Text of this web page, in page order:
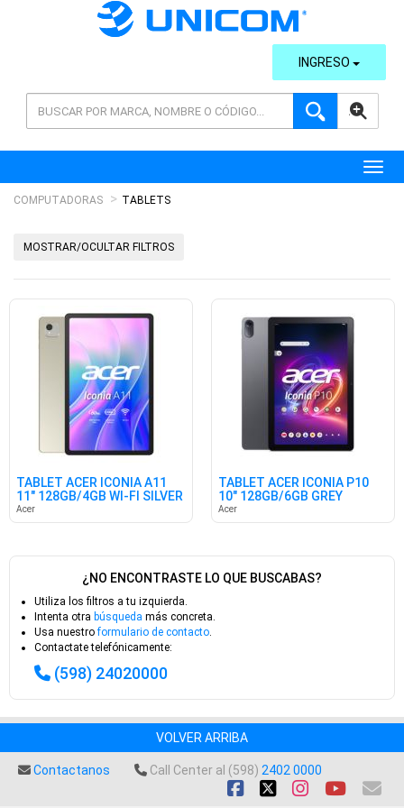
AVANZADA
INGRESO
COMPUTADORAS TABLETS
MOSTRAR/OCULTAR FILTROS
TABLET ACER ICONIA A11
11" 128GB/4GB WI-FI SILVER
Acer
TABLET ACER ICONIA P10
10" 128GB/6GB GREY
Acer
¿NO ENCONTRASTE LO QUE BUSCABAS?
Utiliza los filtros a tu izquierda.
Intenta otra búsqueda más concreta.
Usa nuestroformulario de contacto.
Contactate telefónicamente:
(598) 24020000
VOLVER ARRIBA
Contactanos Call Center al (598) 2402 0000